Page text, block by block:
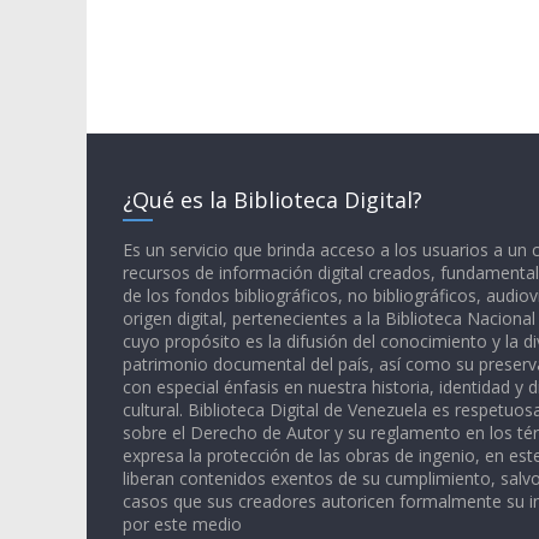
¿Qué es la Biblioteca Digital?
Es un servicio que brinda acceso a los usuarios a un
recursos de información digital creados,
de los fondos bibliográficos, no bibliográficos,
origen digital, pertenecientes a la Biblioteca Nacional
cuyo propósito es la difusión del conocimiento y la
patrimonio documental del país, así como su
con especial énfasis en nuestra historia, identidad y
cultural. Biblioteca Digital de Venezuela es
sobre el Derecho de Autor y su reglamento en los
expresa la protección de las obras de ingenio, en
liberan contenidos exentos de su cumplimiento,
casos que sus creadores autoricen formalmente su
por este medio